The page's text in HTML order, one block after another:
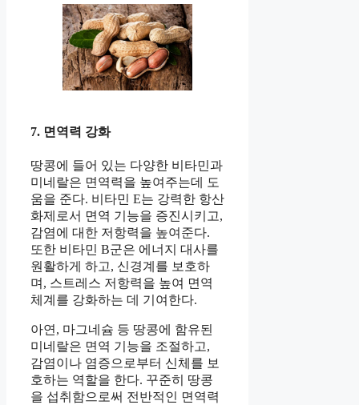
7. 면역력 강화
땅콩에 들어 있는 다양한 비타민과
미네랄은 면역력을 높여주는데 도
움을 준다. 비타민 E는 강력한 항산
화제로서 면역 기능을 증진시키고,
감염에 대한 저항력을 높여준다.
또한 비타민 B군은 에너지 대사를
원활하게 하고, 신경계를 보호하
며, 스트레스 저항력을 높여 면역
체계를 강화하는 데 기여한다.
아연, 마그네슘 등 땅콩에 함유된
미네랄은 면역 기능을 조절하고,
감염이나 염증으로부터 신체를 보
호하는 역할을 한다. 꾸준히 땅콩
을 섭취함으로써 전반적인 면역력